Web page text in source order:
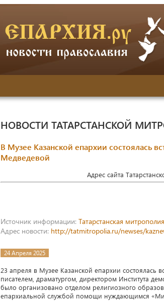
НОВОСТИ ТАТАРСТАНСКОЙ
В Музее Казанской епархии состоялась
Медведевой
Адрес сайта
Источник информации: Татарстанская митрополия
Адрес новости: http://tatmitropolia.ru/newses/
24 Апреля 2025
23 апреля в Музее Казанской епархии состоялась
писателем, драматургом, директором Института
было организовано отделом религиозного
епархиальной службой помощи нуждающимся